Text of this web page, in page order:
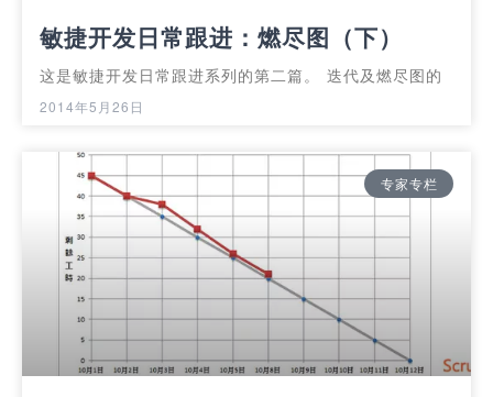
敏捷开发日常跟进：燃尽图（下）
这是敏捷开发日常跟进系列的第二篇。 迭代及燃尽图的
2014年5月26日
专家专栏